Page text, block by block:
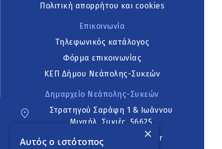
Πολιτική απορρήτου και cookies
Επικοινωνία
Τηλεφωνικός κατάλογος
Φόρμα επικοινωνίας
ΚΕΠ Δήμου Νεάπολης-Συκεών
Δημαρχείο Νεάπολης-Συκεών
Στρατηγού Σαράφη 1 & Ιωάννου
Μιχαήλ, Συκιές, 56625
neapoli.sykies@ddt.gov.gr
×
Αυτός ο ιστότοπος